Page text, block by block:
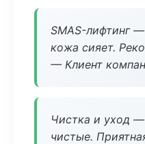
SMAS-лифтинг
кожа сияет.
— Клиент
Чистка и уход
чистые.